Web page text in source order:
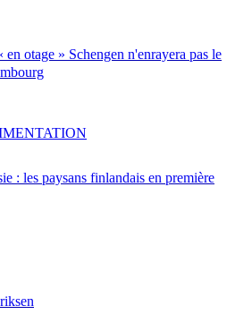
otage » Schengen n'enrayera pas le
: les paysans finlandais en première